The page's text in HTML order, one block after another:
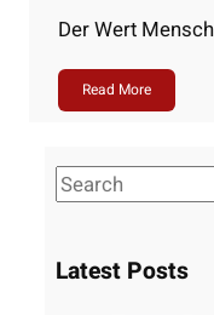
Der Wert
Read More
S
e
r
Latest Posts